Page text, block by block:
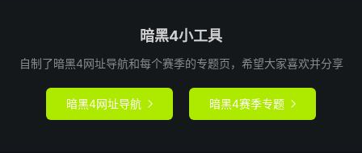
暗黑4小工具
自制了暗黑4网址导航和每个赛季的专题页，希望大家喜欢并分享
暗黑4网址导航  暗黑4赛季专题 